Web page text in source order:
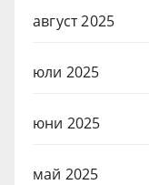
август 2025
юли 2025
юни 2025
май 2025